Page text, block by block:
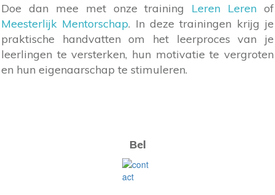
Doe dan mee met onze training Leren Leren of
Meesterlijk Mentorschap. In deze trainingen krijg je
praktische handvatten om het leerproces van je
leerlingen te versterken, hun motivatie te vergroten
en hun eigenaarschap te stimuleren.
Bel